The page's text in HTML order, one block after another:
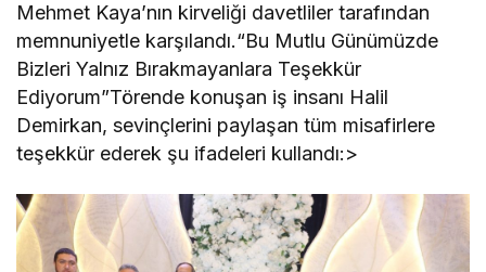
Mehmet Kaya’nın kirveliği davetliler tarafından
memnuniyetle karşılandı.“Bu Mutlu Günümüzde
Bizleri Yalnız Bırakmayanlara Teşekkür
Ediyorum”Törende konuşan iş insanı Halil
Demirkan, sevinçlerini paylaşan tüm misafirlere
teşekkür ederek şu ifadeleri kullandı:>